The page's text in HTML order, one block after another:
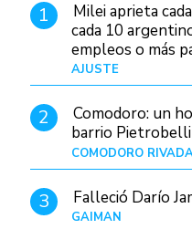
1
Milei aprieta
cada 10
empleos o más
AJUSTE
2
Comodoro: un
barrio Pietrobelli
COMODORO
3 Falleció Darío
GAIMAN